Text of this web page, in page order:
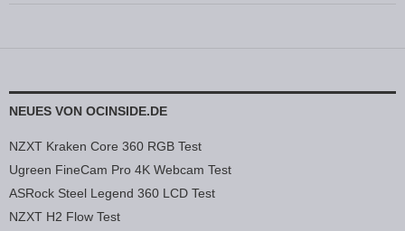
NEUES VON OCINSIDE.DE
NZXT Kraken Core 360 RGB Test
Ugreen FineCam Pro 4K Webcam Test
ASRock Steel Legend 360 LCD Test
NZXT H2 Flow Test